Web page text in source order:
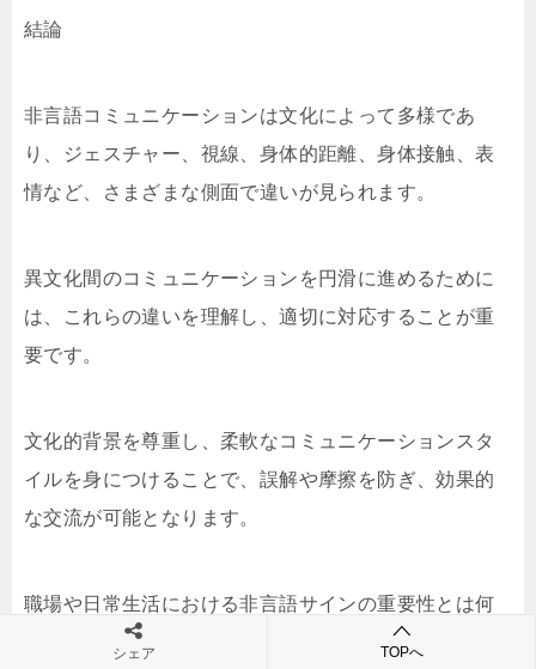
結論
非言語コミュニケーションは文化によって多様であ
り、ジェスチャー、視線、身体的距離、身体接触、表
情など、さまざまな側面で違いが見られます。
異文化間のコミュニケーションを円滑に進めるために
は、これらの違いを理解し、適切に対応することが重
要です。
文化的背景を尊重し、柔軟なコミュニケーションスタ
イルを身につけることで、誤解や摩擦を防ぎ、効果的
な交流が可能となります。
職場や日常生活における非言語サインの重要性とは何
シェア TOPへ